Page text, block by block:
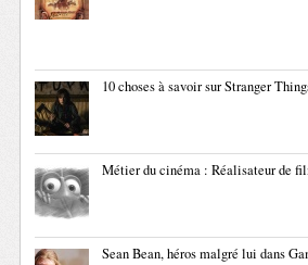
10 choses à savoir sur Stranger
Métier du cinéma : Réalisateur de
Sean Bean, héros malgré lui dans